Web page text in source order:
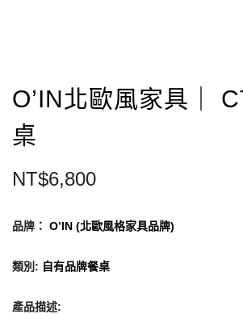
O’IN北歐風家具｜
桌
NT$6,800
品牌： O’IN (北歐風格家具品牌)
類別 : 自有品牌餐桌
產品描述: